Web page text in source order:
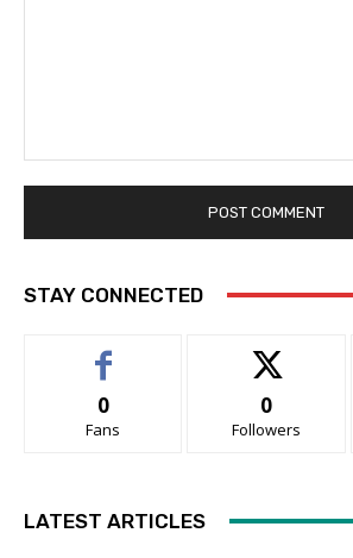
STAY CONNECTED
0
Fans
0
Followers
LATEST ARTICLES